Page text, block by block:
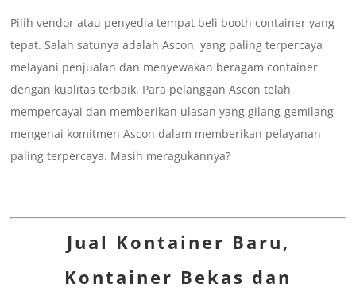
Pilih vendor atau penyedia tempat beli booth container yang
tepat. Salah satunya adalah Ascon, yang paling terpercaya
melayani penjualan dan menyewakan beragam container
dengan kualitas terbaik. Para pelanggan Ascon telah
mempercayai dan memberikan ulasan yang gilang-gemilang
mengenai komitmen Ascon dalam memberikan pelayanan
paling terpercaya. Masih meragukannya?
Jual Kontainer Baru,
Kontainer Bekas dan